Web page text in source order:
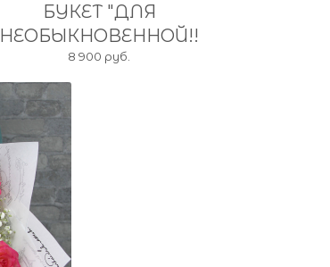
БУКЕТ "ДЛЯ
НЕОБЫКНОВЕННОЙ!!
8 900 руб.